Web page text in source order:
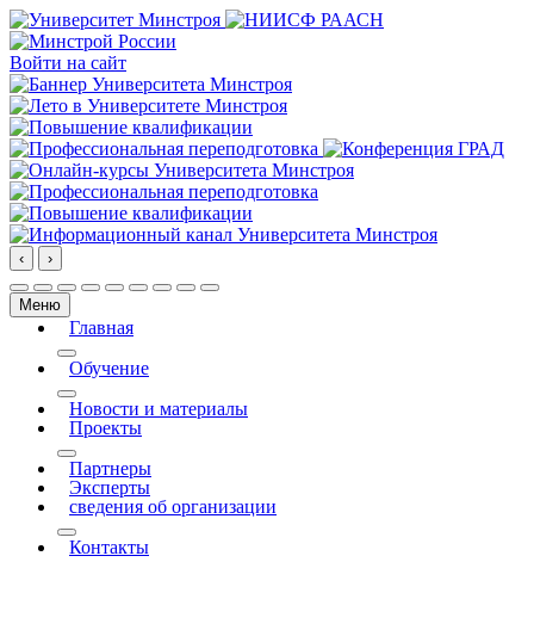
Войти на сайт
‹ ›
Меню
Главная
More about: Главная
Обучение
More about: Обучение
Новости и материалы
Проекты
More about: Проекты
Партнеры
Эксперты
сведения об организации
More about: сведения об организации
Контакты